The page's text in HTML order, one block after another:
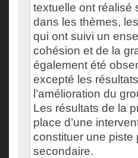
textuelle ont réalisé
dans les thèmes,
qui ont suivi un
cohésion et de la
également été
excepté les
l’amélioration du
Les résultats de la
place d’une
constituer une piste
secondaire.